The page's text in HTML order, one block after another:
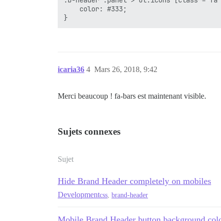
    color: #333;
icaria36 Mars 26, 2018, 9:42
4
Merci beaucoup ! fa-bars est maintenant visible.
Sujets connexes
Sujet
Hide Brand Header completely on mobiles
Developmentcss brand-header